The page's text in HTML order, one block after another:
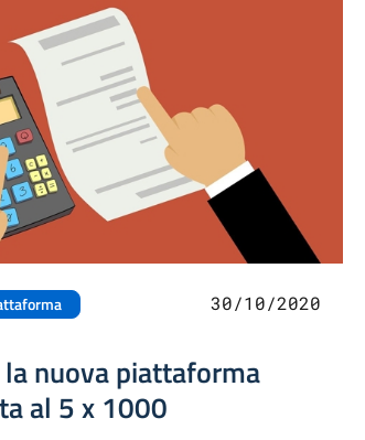
30/10/2020
nuova piattaforma
al 5 x 1000